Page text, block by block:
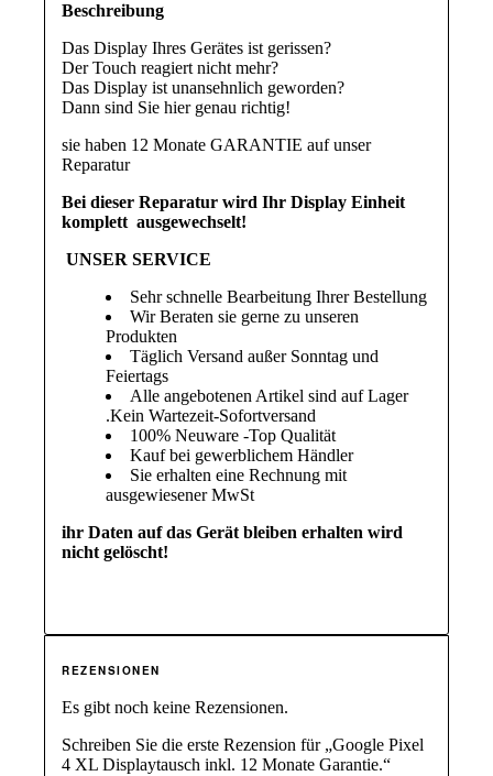
Beschreibung
Das Display Ihres Gerätes ist gerissen?
Der Touch reagiert nicht mehr?
Das Display ist unansehnlich geworden?
Dann sind Sie hier genau richtig!
sie haben 12 Monate GARANTIE auf unser
Reparatur
Bei dieser Reparatur wird Ihr Display Einheit
komplett ausgewechselt!
UNSER SERVICE
Sehr schnelle Bearbeitung Ihrer Bestellung
Wir Beraten sie gerne zu unseren
Produkten
Täglich Versand außer Sonntag und
Feiertags
Alle angebotenen Artikel sind auf Lager
.Kein Wartezeit-Sofortversand
100% Neuware -Top Qualität
Kauf bei gewerblichem Händler
Sie erhalten eine Rechnung mit
ausgewiesener MwSt
ihr Daten auf das Gerät bleiben erhalten wird
nicht gelöscht!
REZENSIONEN
Es gibt noch keine Rezensionen.
Schreiben Sie die erste Rezension für „Google Pixel
4 XL Displaytausch inkl. 12 Monate Garantie.“